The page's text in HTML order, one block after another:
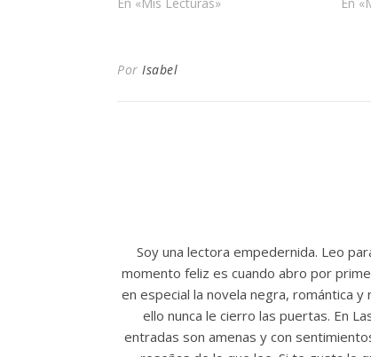
Por Isabel
Soy una lectora empedernida. Leo
momento feliz es cuando abro por
en especial la novela negra, romántica
ello nunca le cierro las puertas. En
entradas son amenas y con